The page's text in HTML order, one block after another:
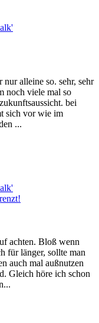
alleine so. sehr, sehr
noch viele mal so
bei
sich vor wie im
...
achten. Bloß wenn
für länger, sollte man
auch mal außnutzen
Gleich höre ich schon